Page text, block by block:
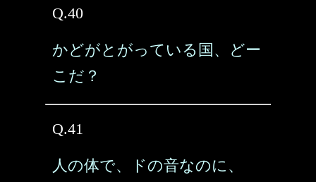
Q.40
かどがとがっている国、どー
こだ？
Q.41
人の体で、ドの音なのに、